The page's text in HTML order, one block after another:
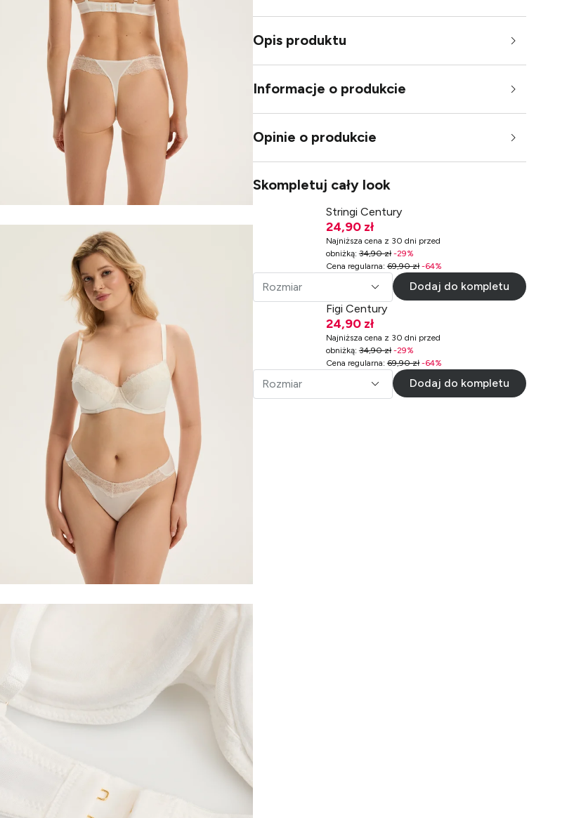
Opis produktu
Informacje o produkcie
Opinie o produkcie
Skompletuj cały look
Stringi Century
24,90 zł
Najniższa cena z 30 dni przed
obniżką:34,90 zł-29%
Cena regularna:69,90 zł-64%
Rozmiar
Dodaj do kompletu
Figi Century
24,90 zł
Najniższa cena z 30 dni przed
obniżką:34,90 zł-29%
Cena regularna:69,90 zł-64%
Rozmiar Dodaj do kompletu